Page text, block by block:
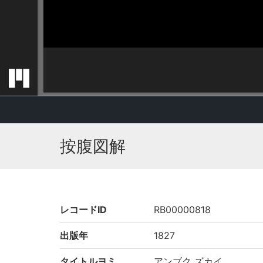
按腹図解
レコードID RB00000818
出版年 1827